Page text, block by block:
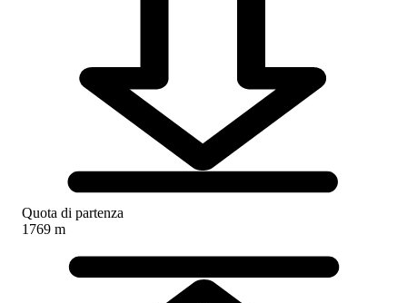
Quota di partenza
1769 m